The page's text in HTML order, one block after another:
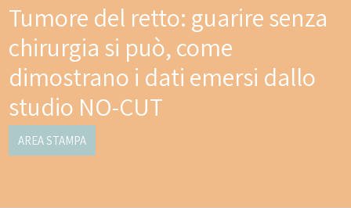
Tumore del retto: guarire senza
chirurgia si può, come
dimostrano i dati emersi dallo
studio NO-CUT
AREA STAMPA